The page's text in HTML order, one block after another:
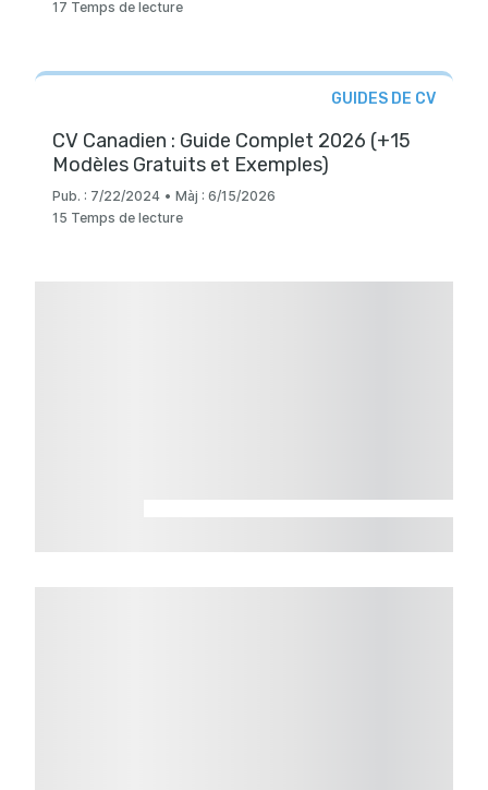
17 Temps de lecture
GUIDES DE CV
CV Canadien : Guide Complet 2026 (+15
Modèles Gratuits et Exemples)
Pub. : 7/22/2024 • Màj : 6/15/2026
15 Temps de lecture